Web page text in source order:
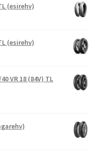
(esirehv)
(esirehv)
VR 18 (84V) TL